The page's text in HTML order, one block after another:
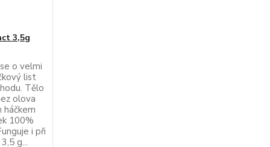
3,5g
o velmi
list
Tělo
olova
háčkem
100%
i při
g...